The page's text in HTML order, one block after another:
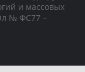
и массовых
№ ФС77 –